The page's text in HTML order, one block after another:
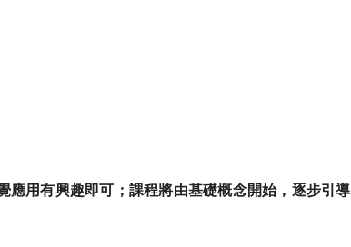
應用有興趣即可；課程將由基礎概念開始，逐步引導